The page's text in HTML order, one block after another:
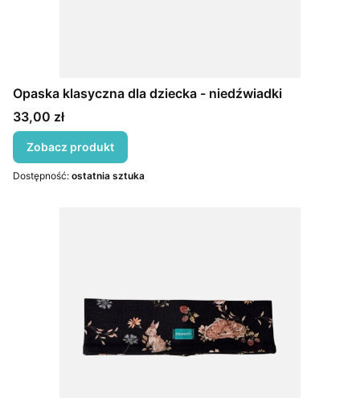
Opaska klasyczna dla dziecka - niedźwiadki
Cena
33,00 zł
Zobacz produkt
Dostępność: ostatnia sztuka